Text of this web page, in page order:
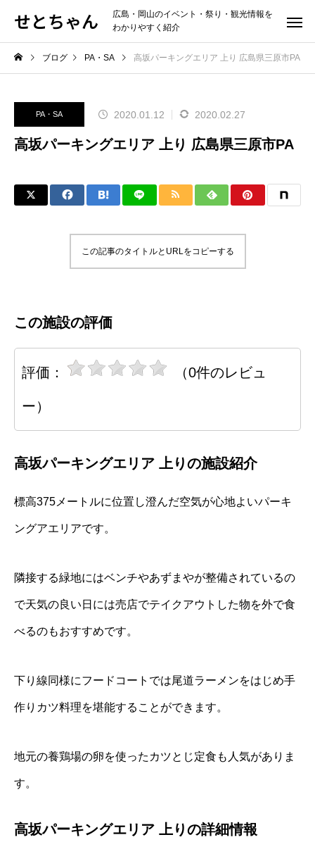
せとちゃん
広島・岡山のイベント・祭り・観光情報を
わかりやすく紹介
ブログ PA・SA 高坂パーキングエリア 上り 広島県三原市PA
PA・SA 2020.01.12 2020.02.27
高坂パーキングエリア 上り 広島県三原市PA
この記事のタイトルとURLをコピーする
この施設の評価
評価： （0件のレビュ
ー）
高坂パーキングエリア 上りの施設紹介
標高375メートルに位置し澄んだ空気が心地よいパーキ
ングアエリアです。
隣接する緑地にはベンチやあずまやが整備されているの
で天気の良い日には売店でテイクアウトした物を外で食
べるのもおすすめです。
下り線同様にフードコートでは尾道ラーメンをはじめ手
作りカツ料理を堪能することができます。
地元の養鶏場の卵を使ったカツとじ定食も人気がありま
す。
高坂パーキングエリア 上りの詳細情報